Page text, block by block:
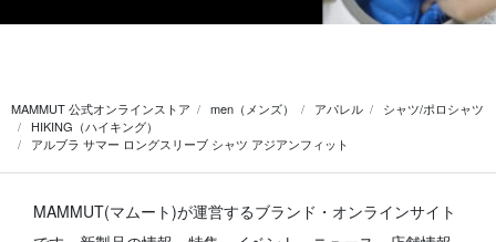
MAMMUT 公式オンラインストア men（メンズ） アパレル
シャツ/ポロシャツ
HIKING（ハイキング）
アルブラ サマー ロングスリーブ シャツ アジアンフィット
MAMMUT(マムート)が運営するブランド・オンラインサイト